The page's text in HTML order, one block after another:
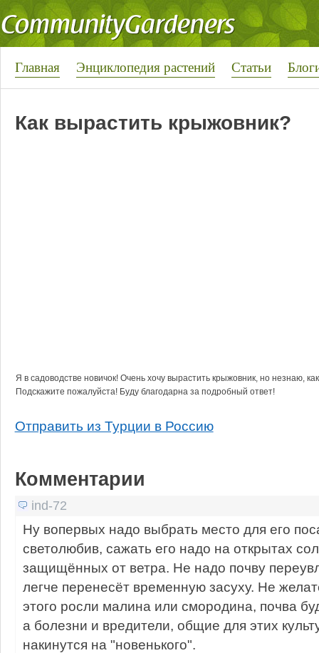
Главная Энциклопедия растений Статьи
Как вырастить крыжовник?
Я в садоводстве новичок! Очень хочу вырастить крыжовник, но незнаю,
Подскажите пожалуйста! Буду благодарна за подробный ответ!
Отправить из Турции в Россию
Комментарии
ind-72
Ну вопервых надо выбрать место для его
светолюбив, сажать его надо на открытах
защищённых от ветра. Не надо почву
легче перенесёт временную засуху. Не
этого росли малина или смородина, почва
а болезни и вредители, общие для этих
накинутся на "новенького".